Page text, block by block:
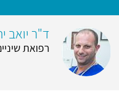
ד"ר יואב
רפואת